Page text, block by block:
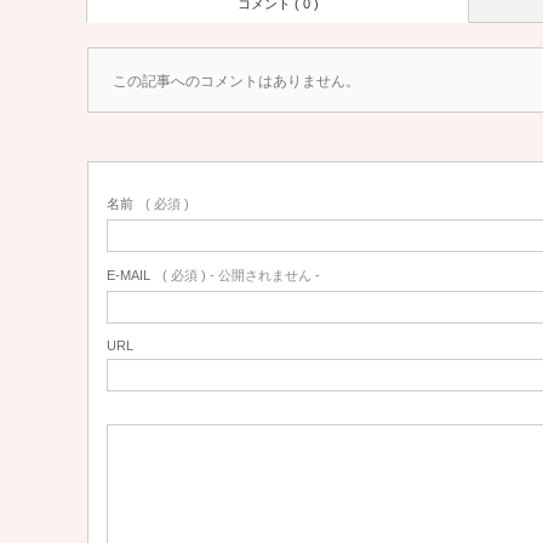
コメント ( 0 )
この記事へのコメントはありません。
名前 ( 必須 )
E-MAIL ( 必須 ) - 公開されません -
URL